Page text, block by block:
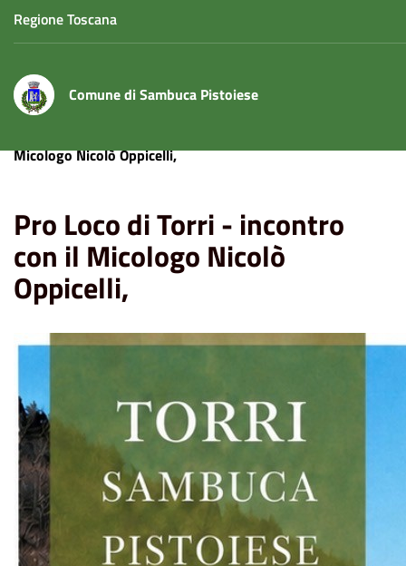
Regione Toscana
Comune di Sambuca Pistoiese
Micologo Nicolò Oppicelli,
Pro Loco di Torri - incontro
con il Micologo Nicolò
Oppicelli,